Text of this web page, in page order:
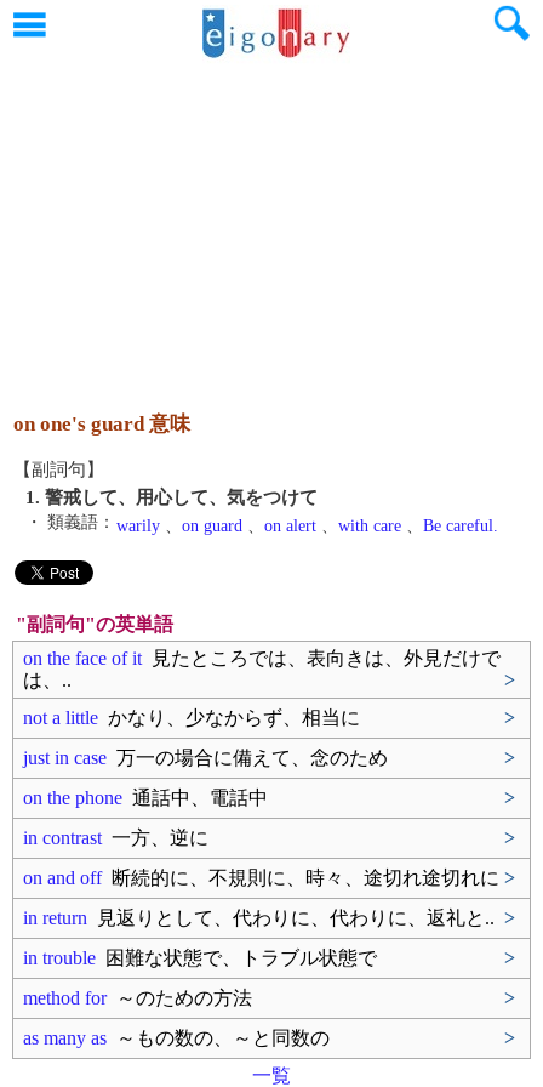
on one's guard 意味
【副詞句】
1. 警戒して、用心して、気をつけて
・ 類義語： warily 、 on guard 、 on alert 、 with care 、 Be careful.
"副詞句"の英単語
on the face of it 見たところでは、表向きは、外見だけで
は、..
>
not a little かなり、少なからず、相当に
>
just in case 万一の場合に備えて、念のため
>
on the phone 通話中、電話中
>
in contrast 一方、逆に
>
on and off断続的に、不規則に、時々、途切れ途切れに >
in return 見返りとして、代わりに、代わりに、返礼と.. >
in trouble 困難な状態で、トラブル状態で
>
method for～のための方法
>
as many as ～もの数の、～と同数の
>
一覧